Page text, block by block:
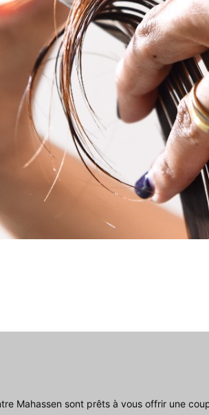
Mahassen sont prêts à vous offrir une